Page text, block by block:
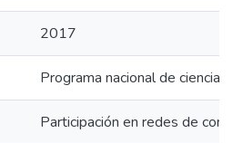
2017
Programa nacional de
Participación en redes de